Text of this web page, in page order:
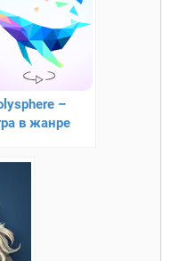
–
в жанре